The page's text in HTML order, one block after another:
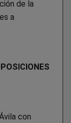
de la
a
con